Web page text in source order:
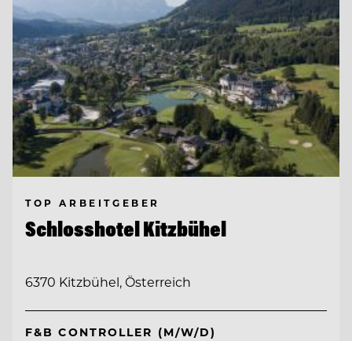
TOP ARBEITGEBER
Schlosshotel Kitzbühel
6370 Kitzbühel, Österreich
F&B CONTROLLER (M/W/D)